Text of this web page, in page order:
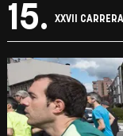
15. XXVII